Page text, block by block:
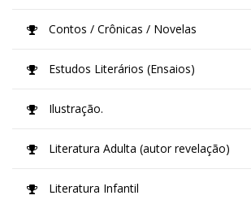
Contos / Crônicas / Novelas
Estudos Literários (Ensaios)
Ilustração.
Literatura Adulta (autor revelação)
Literatura Infantil